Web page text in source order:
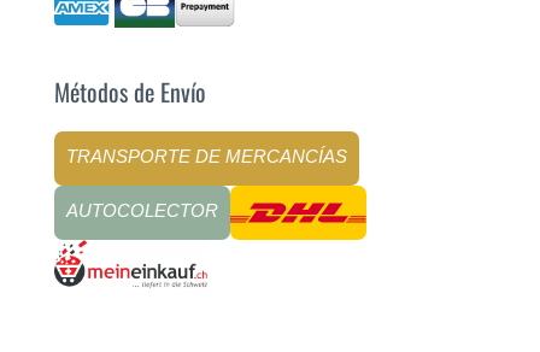
Métodos de Envío
TRANSPORTE DE MERCANCÍAS
AUTOCOLECTOR